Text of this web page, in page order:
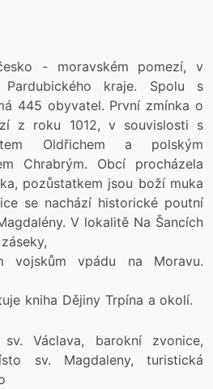
- moravském pomezí, v
Pardubického kraje. Spolu s
445 obyvatel. První zmínka o
z roku 1012, v souvislosti s
Oldřichem a polským
Chrabrým. Obcí procházela
pozůstatkem jsou boží muka
se nachází historické poutní
V lokalitě Na Šancích
vojskům vpádu na Moravu.
kniha Dějiny Trpína a okolí.
sv. Václava, barokní zvonice,
sv. Magdaleny, turistická